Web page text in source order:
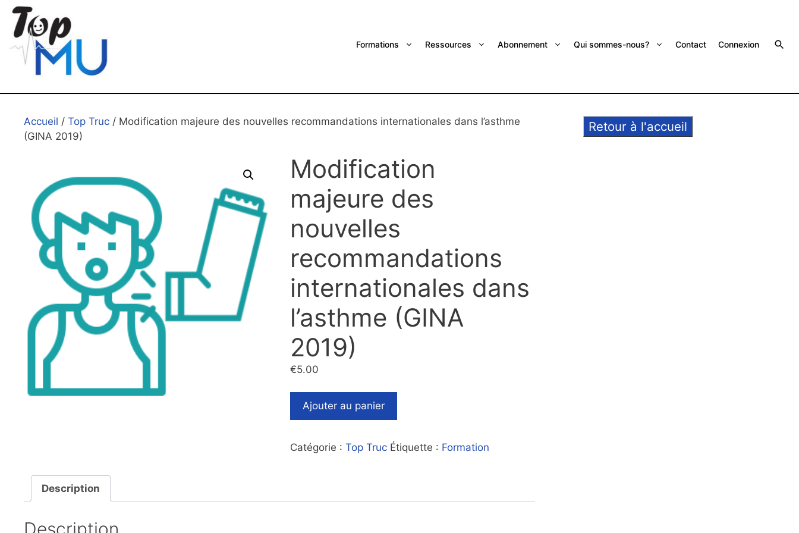
Formations Ressources Abonnement Qui sommes-nous? Contact Connexion
Accueil / Top Truc / Modification majeure des nouvelles recommandations internationales dans l’asthme
(GINA 2019)
Modification
majeure des
nouvelles
recommandations
internationales dans
l’asthme (GINA
2019)
€5.00
Ajouter au panier
Catégorie : Top Truc Étiquette : Formation
Description
Retour à l'accueil